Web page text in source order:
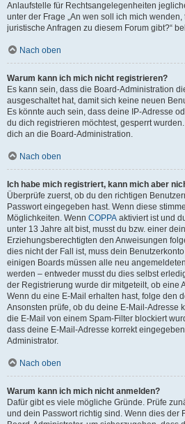
Anlaufstelle für Rechtsangelegenheiten
unter der Frage „An wen soll ich mich
juristische Anfragen zu diesem Forum gibt?“
Nach oben
Warum kann ich mich nicht registrieren?
Es kann sein, dass die Board-Administration
ausgeschaltet hat, damit sich keine neuen
Es könnte auch sein, dass deine IP-Adresse
du dich registrieren möchtest, gesperrt
dich an die Board-Administration.
Nach oben
Ich habe mich registriert, kann mich aber
Überprüfe zuerst, ob du den richtigen
Passwort eingegeben hast. Wenn diese
Möglichkeiten. Wenn COPPA aktiviert ist und
unter 13 Jahre alt bist, musst du bzw. einer
Erziehungsberechtigten den Anweisungen
dies nicht der Fall ist, muss dein
einigen Boards müssen alle neu
werden – entweder musst du dies selbst
der Registrierung wurde dir mitgeteilt, ob eine
Wenn du eine E-Mail erhalten hast, folge den
Ansonsten prüfe, ob du deine E-Mail-Adresse
die E-Mail von einem Spam-Filter blockiert
dass deine E-Mail-Adresse korrekt
Administrator.
Nach oben
Warum kann ich mich nicht anmelden?
Dafür gibt es viele mögliche Gründe. Prüfe
und dein Passwort richtig sind. Wenn dies der